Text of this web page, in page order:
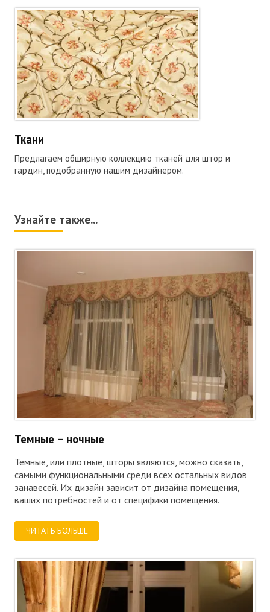
Ткани
Предлагаем обширную коллекцию тканей для штор и
гардин, подобранную нашим дизайнером.
Узнайте также...
Темные – ночные
Темные, или плотные, шторы являются, можно сказать,
самыми функциональными среди всех остальных видов
занавесей. Их дизайн зависит от дизайна помещения,
ваших потребностей и от специфики помещения.
ЧИТАТЬ БОЛЬШЕ